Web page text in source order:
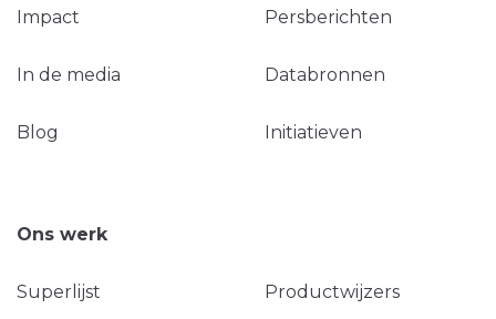
Impact Persberichten
In de media Databronnen
Blog Initiatieven
Ons werk
Superlijst Productwijzers